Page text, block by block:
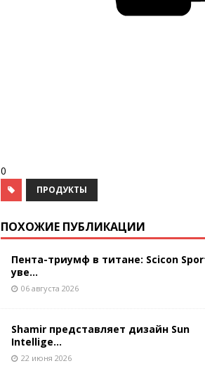
0
ПРОДУКТЫ
ПОХОЖИЕ ПУБЛИКАЦИИ
Пента-триумф в титане: Scicon
уве...
06 августа 2026
Shamir представляет дизайн Sun
Intellige...
22 июня 2026